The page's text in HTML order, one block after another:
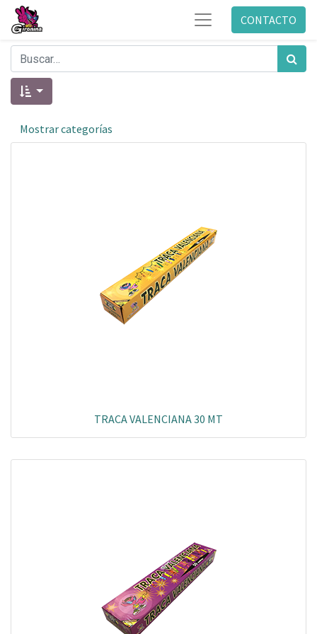
CONTACTO
Mostrar categorías
TRACA VALENCIANA 30 MT